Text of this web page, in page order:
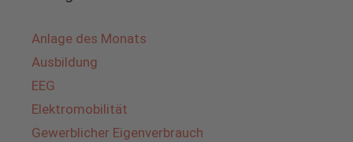
Anlage des Monats
Ausbildung
EEG
Elektromobilität
Gewerblicher Eigenverbrauch